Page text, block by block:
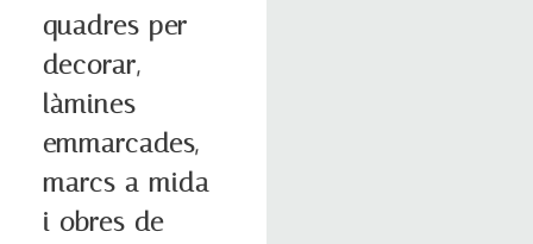
quadres per
decorar,
làmines
emmarcades,
marcs a mida
i obres de